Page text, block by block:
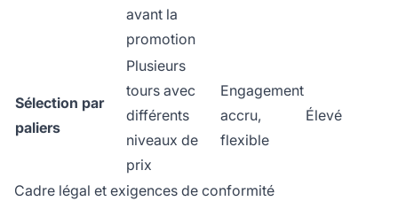
avant la
promotion
Sélection par
paliers
Plusieurs
tours avec
différents
niveaux de
prix
Engagement
accru,
flexible
Élevé
Cadre légal et exigences de conformité